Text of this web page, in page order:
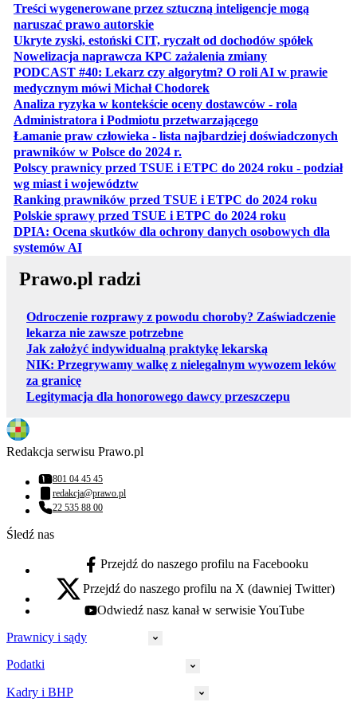
Treści wygenerowane przez sztuczną inteligencje mogą
naruszać prawo autorskieotwiera się w nowej karcie
Ukryte zyski, estoński CIT, ryczałt od dochodów spółekotwiera
Nowelizacja naprawcza KPC zażalenia zmianyotwiera się w
PODCAST #40: Lekarz czy algorytm? O roli AI w prawie
medycznym mówi Michał Chodorekotwiera się w nowej karcie
Analiza ryzyka w kontekście oceny dostawców - rola
Administratora i Podmiotu przetwarzającegootwiera się w
Łamanie praw człowieka - lista najbardziej doświadczonych
prawników w Polsce do 2024 r.
Polscy prawnicy przed TSUE i ETPC do 2024 roku - podział
wg miast i województwotwiera się w nowej karcie
Ranking prawników przed TSUE i ETPC do 2024 roku
Polskie sprawy przed TSUE i ETPC do 2024 roku
DPIA: Ocena skutków dla ochrony danych osobowych dla
systemów AIotwiera się w nowej karcie
Prawo.pl radzi
Odroczenie rozprawy z powodu choroby? Zaświadczenie
lekarza nie zawsze potrzebne
Jak założyć indywidualną praktykę lekarską
NIK: Przegrywamy walkę z nielegalnym wywozem leków
za granicę
Legitymacja dla honorowego dawcy przeszczepu
Redakcja serwisu Prawo.pl
Numer telefonu:
801 04 45 45
Adres email:
redakcja@prawo.pl
Numer telefonu:
22 535 88 00
Śledź nas
facebook - otwiera się w nowej karcie
Przejdź do naszego profilu na Facebooku
x - otwiera się w nowej karcie
Przejdź do naszego profilu na X (dawniej Twitter)
youtube - otwiera się w nowej karcie
Odwiedź nasz kanał w serwisie YouTube
Prawnicy i sądy
Prawnicy
Podatki
Kadry i BHP